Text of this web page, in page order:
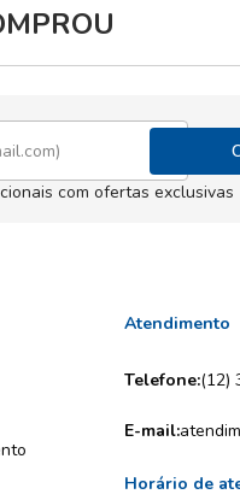
com ofertas exclusivas
Atendimento
Telefone:(12)
E-mail:
Horário de